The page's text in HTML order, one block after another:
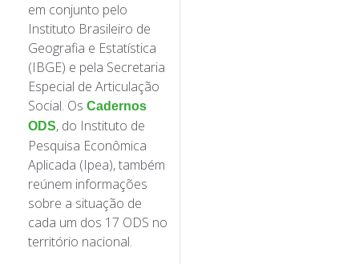
em conjunto pelo
Instituto Brasileiro de
Geografia e Estatística
(IBGE) e pela Secretaria
Especial de Articulação
Social. Os Cadernos
ODS, do Instituto de
Pesquisa Econômica
Aplicada (Ipea), também
reúnem informações
sobre a situação de
cada um dos 17 ODS no
território nacional.